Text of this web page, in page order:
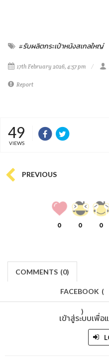
#รับผลิตกระเป๋าหนังสเกลใหญ่
17th February 2026, 4:57 pm
Report
49
VIEWS
PREVIOUS
0 0 0
COMMENTS (0)
FACEBOOK (
)
เข้าสู่ระบบเพื่